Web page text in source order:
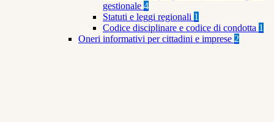
gestionale 4
Statuti e leggi regionali 1
Codice disciplinare e codice di condotta 1
Oneri informativi per cittadini e imprese 2